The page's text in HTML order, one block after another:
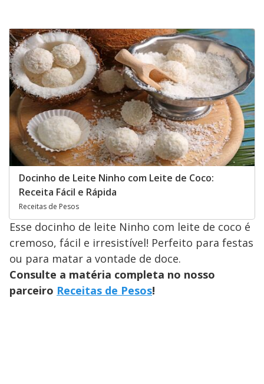
Docinho de Leite Ninho com Leite de Coco:
Receita Fácil e Rápida
Receitas de Pesos
Esse docinho de leite Ninho com leite de coco é
cremoso, fácil e irresistível! Perfeito para festas
ou para matar a vontade de doce.
Consulte a matéria completa no nosso
parceiro Receitas de Pesos!